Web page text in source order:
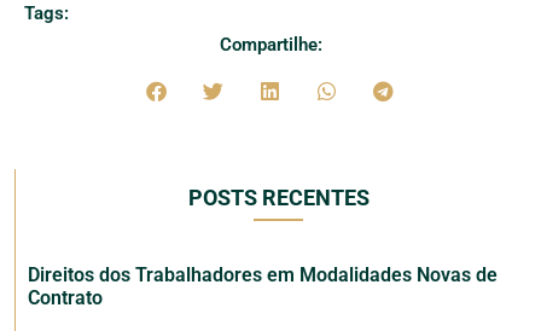
Tags:
Compartilhe:
POSTS RECENTES
Direitos dos Trabalhadores em Modalidades Novas de
Contrato